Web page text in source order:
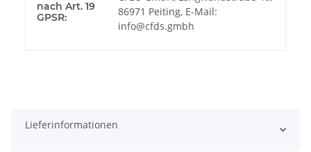
nach Art. 19
GPSR:
86971 Peiting, E-Mail:
info@cfds.gmbh
Lieferinformationen